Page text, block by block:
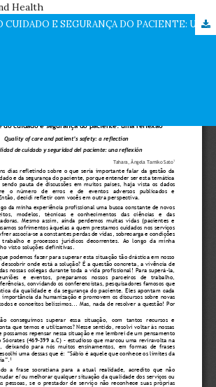
Health
QUALIDADE DO CUIDADO E SEGURANÇA DO PACIENTE: UMA REFLEXÃO